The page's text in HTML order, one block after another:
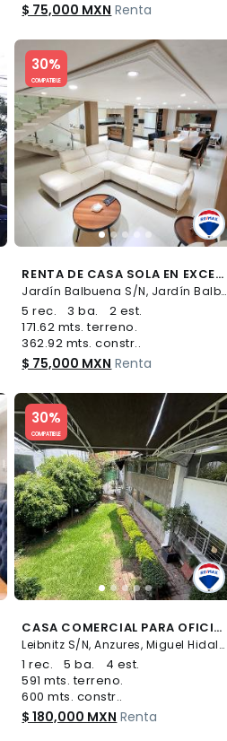
$ 75,000 MXN Renta
30%
COMPATIBLE
Slide 1 of 5
RENTA DE CASA SOLA EN EXCELENTE UBICACIÓN EN LA CIUDAD DE MÉXICO, JARDÍN BALBUENA...CLAVE 6097 - (34)
Jardín Balbuena S/N, Jardín Balbuena, Venustiano Carranza
5 rec. 3 ba.
2 est.
171.62 mts. terreno.
362.92 mts. constr..
$ 75,000 MXN Renta
30%
COMPATIBLE
Slide 1 of 5
CASA COMERCIAL PARA OFICINAS EN RENTA EN CALLE LEIBNITZ EN COLONIA ANZURES - (34)
Leibnitz S/N, Anzures, Miguel Hidalgo
1 rec. 5 ba.
4 est.
591 mts. terreno.
600 mts. constr..
$ 180,000 MXN Renta